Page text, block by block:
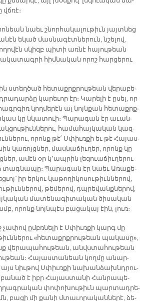
նաեւ շնոր­հա­կա­լու­թիւն յայտ­նեց
ե­կած մաս­նա­գէտ­նե­րուն, նշե­լով.
սկիզբ պի­տի առ­նէ հա­յու­թեան
հիմ­նա­կան ո­րոշ հար­ցե­րու
ստեղ­ծած հե­տաքրք­րու­թեան վե­րա­բե­
կա­րե­ւոր էր։ Կա­րե­լի է ը­սել, որ
կող­մե­րէն ալ նոյն­քան հե­տաքրք­
կը նկա­տուի։ Պա­րա­գան էր ա­ւան­
հա­մա­հայ­կա­կան կազ­
ո­րոնք թէ՛ Սփիւռ­քի եւ թէ Հա­յաս­
կա­ռոյց­ներ, մաս­նա­ճիւ­ղեր, ո­րոնք կը
ա­մէն օր կ՚ապ­րին լե­զուա­ճիւ­ղե­րու
տագ­նա­պը։ Պա­րա­գան էր նաեւ Ա­ռա­քե­
իր եր­կու կա­թո­ղի­կո­սու­թիւն­նե­րով,
թե­մե­րով, դպրե­վան­քնե­րով,
մա­տե­նա­գի­տա­կան ծի­սա­կան
ո­րոնք նոյն­պէս բա­ցա­կայ էին, լուռ։
չա­փով ըմբռ­նե­լի է Սփիւռ­քի կարգ մը
«հե­տաքրք­րու­թեան պա­կա­սը»,
վե­րա­պա­հու­թեան, անվս­տա­հու­թեան
Հա­յաս­տա­նեան կող­մը ա­նար­
նիւ­թով Սփիւռ­քի նա­խան­ձախնդ­րու­
է իբր Հա­յաս­տա­նի Հան­րա­պե­
փո­փո­խու­թիւն պար­տա­դրե­
բա­ցի մի քա­նի մտա­ւո­րա­կան­նե­րէ, ձե­